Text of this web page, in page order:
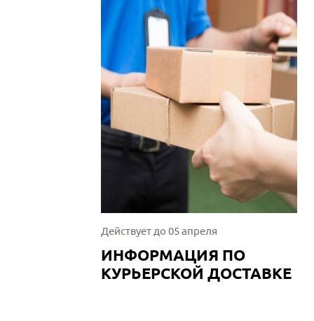
Действует до 05 апреля
ИНФОРМАЦИЯ ПО
КУРЬЕРСКОЙ ДОСТАВКЕ